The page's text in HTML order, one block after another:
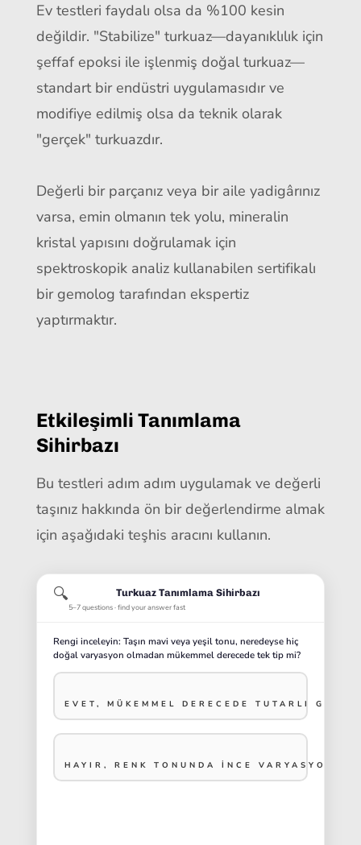
Ev testleri faydalı olsa da %100 kesin
değildir. "Stabilize" turkuaz—dayanıklılık için
şeffaf epoksi ile işlenmiş doğal turkuaz—
standart bir endüstri uygulamasıdır ve
modifiye edilmiş olsa da teknik olarak
"gerçek" turkuazdır.
Değerli bir parçanız veya bir aile yadigârınız
varsa, emin olmanın tek yolu, mineralin
kristal yapısını doğrulamak için
spektroskopik analiz kullanabilen sertifikalı
bir gemolog tarafından ekspertiz
yaptırmaktır.
Etkileşimli Tanımlama
Sihirbazı
Bu testleri adım adım uygulamak ve değerli
taşınız hakkında ön bir değerlendirme almak
için aşağıdaki teşhis aracını kullanın.
🔍 Turkuaz Tanımlama Sihirbazı
5–7 questions · find your answer fast
Rengi inceleyin: Taşın mavi veya yeşil tonu, neredeyse hiç
doğal varyasyon olmadan mükemmel derecede tek tip mi?
EVET, MÜKEMMEL DERECEDE TUTARLI
HAYIR, RENK TONUNDA INCE